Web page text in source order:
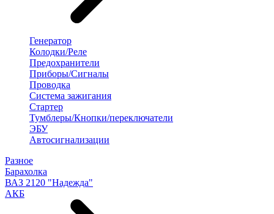
Генератор
Колодки/Реле
Предохранители
Приборы/Сигналы
Проводка
Система зажигания
Стартер
Тумблеры/Кнопки/переключатели
ЭБУ
Автосигнализации
Разное
Барахолка
ВАЗ 2120 "Надежда"
АКБ